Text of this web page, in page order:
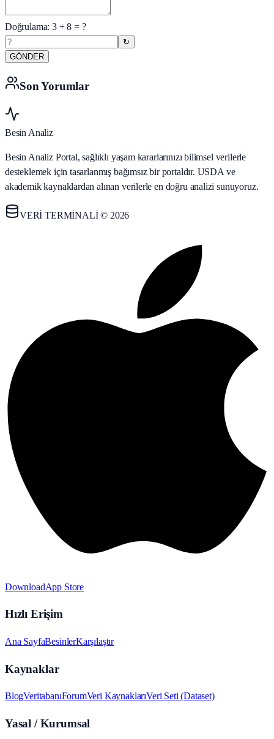
Doğrulama:3+8 = ?
↻
GÖNDER
Son Yorumlar
Besin Analiz
Besin Analiz Portal, sağlıklı yaşam kararlarınızı bilimsel verilerle
desteklemek için tasarlanmış bağımsız bir portaldır. USDA ve
akademik kaynaklardan alınan verilerle en doğru analizi sunuyoruz.
VERİ TERMİNALİ © 2026
DownloadApp Store
Hızlı Erişim
Ana SayfaBesinlerKarşılaştır
Kaynaklar
BlogVeritabanıForumVeri KaynaklarıVeri Seti (Dataset)
Yasal / Kurumsal